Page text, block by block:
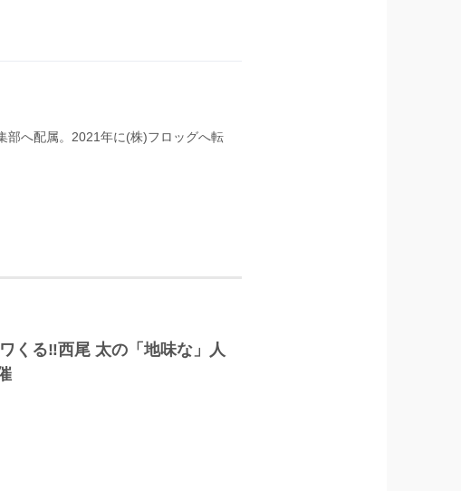
部へ配属。2021年に(株)フロッグへ転
くる‼西尾 太の「地味な」人